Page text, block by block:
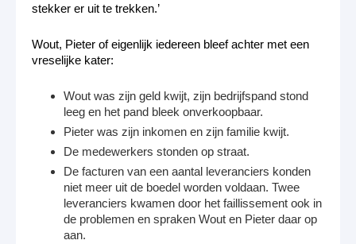
stekker er uit te trekken.’
Wout, Pieter of eigenlijk iedereen bleef achter met een
vreselijke kater:
Wout was zijn geld kwijt, zijn bedrijfspand stond
leeg en het pand bleek onverkoopbaar.
Pieter was zijn inkomen en zijn familie kwijt.
De medewerkers stonden op straat.
De facturen van een aantal leveranciers konden
niet meer uit de boedel worden voldaan. Twee
leveranciers kwamen door het faillissement ook in
de problemen en spraken Wout en Pieter daar op
aan.